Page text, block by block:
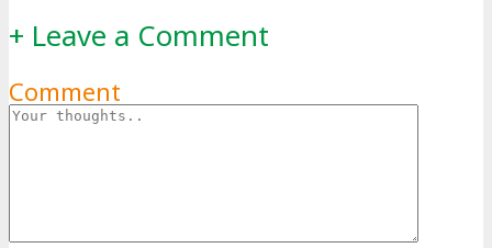
+ Leave a Comment
Comment